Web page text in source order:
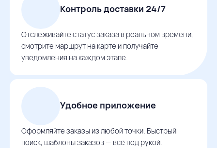
Контроль доставки 24/7
Отслеживайте статус заказа в реальном времени,
смотрите маршрут на карте и получайте
уведомления на каждом этапе.
Удобное приложение
Оформляйте заказы из любой точки. Быстрый
поиск, шаблоны заказов — всё под рукой.